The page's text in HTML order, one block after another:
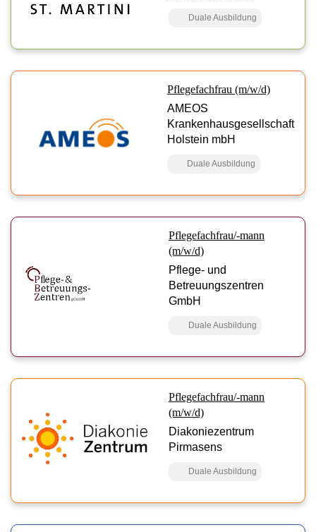
Duale Ausbildung
Pflegefachfrau (m/w/d)
AMEOS
Krankenhausgesellschaft
Holstein mbH
Duale Ausbildung
Pflegefachfrau/-mann
(m/w/d)
Pflege- und
Betreuungszentren
GmbH
Duale Ausbildung
Pflegefachfrau/-mann
(m/w/d)
Diakoniezentrum
Pirmasens
Duale Ausbildung